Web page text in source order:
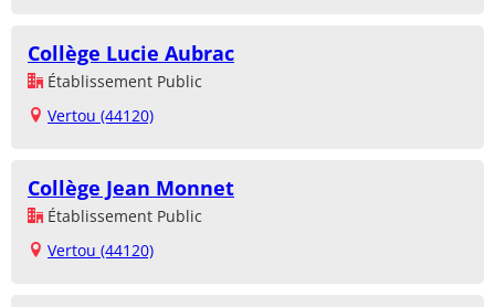
Collège Lucie Aubrac
Établissement Public
Vertou (44120)
Collège Jean Monnet
Établissement Public
Vertou (44120)